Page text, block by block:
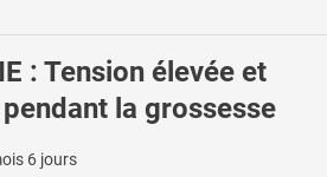
: Tension élevée et
la grossesse
6 jours